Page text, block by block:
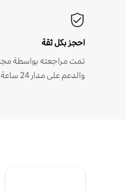
احجز بكل ثقة
تمت مراجعته بواسطة
والدعم على مدار 24 ساعة خلال إقامتك الطويلة.